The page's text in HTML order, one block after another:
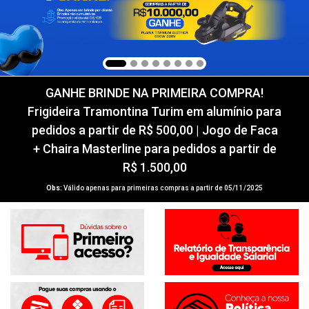
GANHE BRINDE NA PRIMEIRA COMPRA!
Frigideira Tramontina Turim em alumínio para
pedidos a partir de R$ 500,00 | Jogo de Faca
+ Chaira Masterline para pedidos a partir de
R$ 1.500,00
Obs: Válido apenas para primeiras compras a partir de 05/11/2025